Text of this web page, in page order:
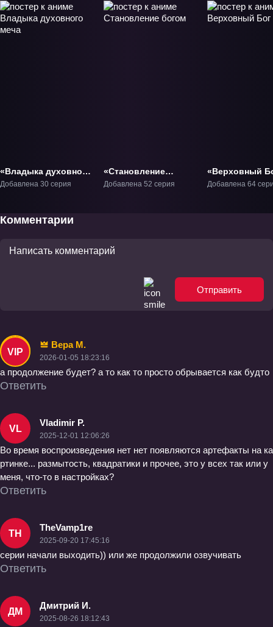
«Владыка духовного
меча» ТВ-1
Добавлена 30 серия
«Становление
богом» ТВ-1
Добавлена 52 серия
«Верховный
ТВ-1
Добавлена 64
Комментарии
Отправить
VIP
Вера М.
2026-01-05 18:23:16
а продолжение будет? а то как то просто обрывается как будто
Ответить
VL
Vladimir P.
2025-12-01 12:06:26
Во время воспроизведения нет нет появляются артефакты на ка
ртинке... размытость, квадратики и прочее, это у всех так или у
меня, что-то в настройках?
Ответить
TH
TheVamp1re
2025-09-20 17:45:16
серии начали выходить)) или же продолжили озвучивать
Ответить
ДМ
Дмитрий И.
2025-08-26 18:12:43